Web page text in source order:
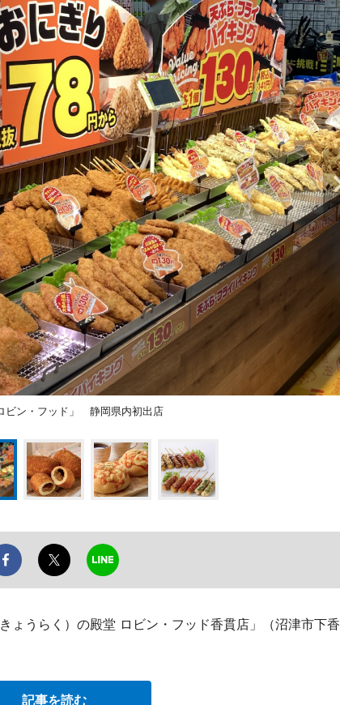
ン・フッド」 静岡県内初出店
ょうらく）の殿堂 ロビン・フッド香貫店」（沼津市下香
記事を読む